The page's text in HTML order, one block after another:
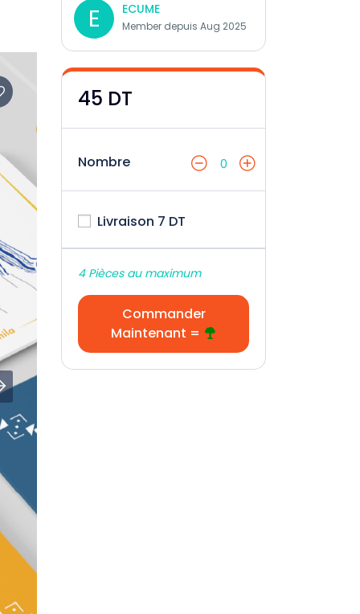
E ECUME
Member depuis Aug 2025
45 DT
Nombre 0
Livraison 7 DT
4 Pièces au maximum
Commander
Maintenant =